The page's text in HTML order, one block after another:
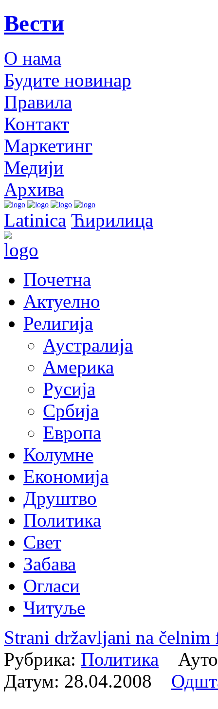
Вести
О нама
Будите новинар
Правила
Контакт
Маркетинг
Медији
Архива
Latinica Ћирилица
Почетна
Актуелно
Религија
Аустралија
Америка
Русија
Србија
Европа
Колумне
Економија
Друштво
Политика
Свет
Забава
Огласи
Читуље
Strani državljani na
Рубрика: Политика
Датум: 28.04.2008